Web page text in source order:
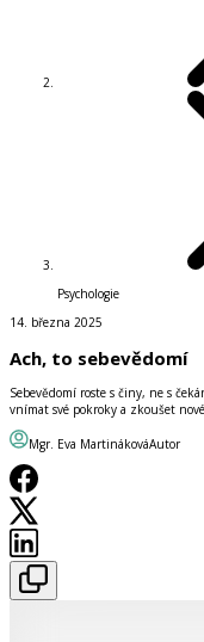
Psychologie
14. března 2025
Ach, to sebevědomí
Sebevědomí roste s činy, ne s
vnímat své pokroky a zkoušet
Mgr. Eva MartinákováAutor